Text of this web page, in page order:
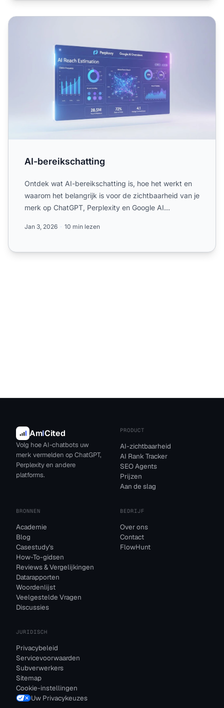
AI-bereikschatting
AI-bereikschatting
Ontdek wat AI-bereikschatting is, hoe het werkt en
waarom het belangrijk is voor de zichtbaarheid van je
merk op ChatGPT, Perplexity en Google AI
Jan 3, 2026 10 min lezen
AmICited
Volg hoe AI-chatbots uw
merk vermelden op ChatGPT,
Perplexity en andere
platforms.
PRODUCT
AI-zichtbaarheid
AI Rank Tracker
SEO Agents
Prijzen
Aan de slag
BRONNEN
Academie
Blog
Casestudy's
How-To-gidsen
Reviews & Vergelijkingen
Datarapporten
Woordenlijst
Veelgestelde Vragen
Discussies
BEDRIJF
Over ons
Contact
FlowHunt
JURIDISCH
Privacybeleid
Servicevoorwaarden
Subverwerkers
Sitemap
Cookie-instellingen
Uw Privacykeuzes